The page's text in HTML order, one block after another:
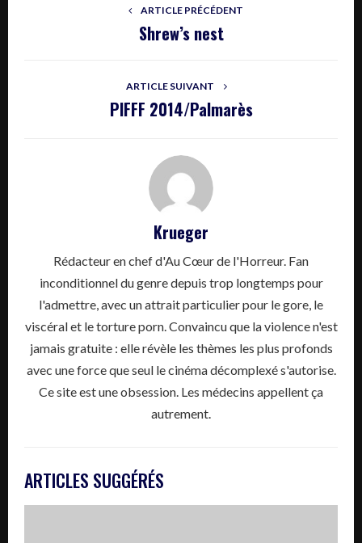
ARTICLE PRÉCÉDENT
Shrew’s nest
ARTICLE SUIVANT
PIFFF 2014/Palmarès
Krueger
Rédacteur en chef d'Au Cœur de l'Horreur. Fan
inconditionnel du genre depuis trop longtemps pour
l'admettre, avec un attrait particulier pour le gore, le
viscéral et le torture porn. Convaincu que la violence n'est
jamais gratuite : elle révèle les thèmes les plus profonds
avec une force que seul le cinéma décomplexé s'autorise.
Ce site est une obsession. Les médecins appellent ça
autrement.
ARTICLES SUGGÉRÉS